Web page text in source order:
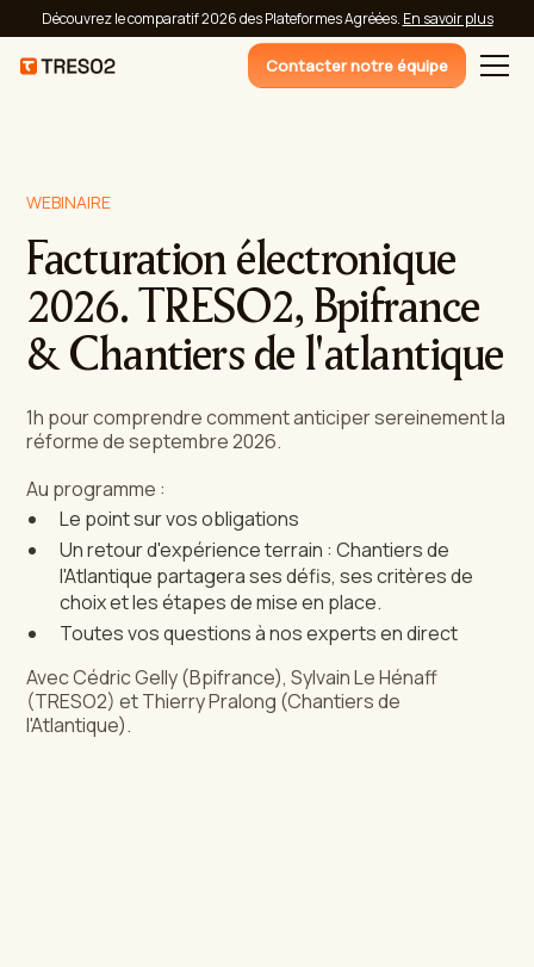
Découvrez le comparatif 2026 des Plateformes Agréées. En savoir plus
Contacter notre équipe
WEBINAIRE
Facturation électronique
2026. TRESO2, Bpifrance
& Chantiers de l'atlantique
1h pour comprendre comment anticiper sereinement la
réforme de septembre 2026.
Au programme :
Le point sur vos obligations
Un retour d'expérience terrain : Chantiers de
l'Atlantique partagera ses défis, ses critères de
choix et les étapes de mise en place.
Toutes vos questions à nos experts en direct
Avec Cédric Gelly (Bpifrance), Sylvain Le Hénaff
(TRESO2) et Thierry Pralong (Chantiers de
l'Atlantique).